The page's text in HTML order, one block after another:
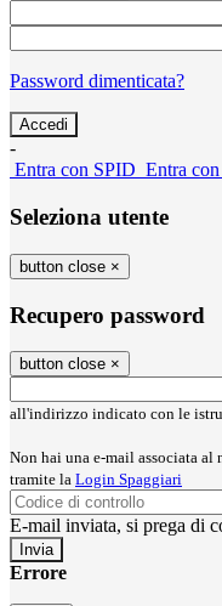
Password dimenticata?
-
Entra con SPID Entra
Seleziona utente
button close ×
Recupero password
button close ×
all'indirizzo indicato con le
Non hai una e-mail associata al
tramite la Login Spaggiari
E-mail inviata, si prega di
Errore